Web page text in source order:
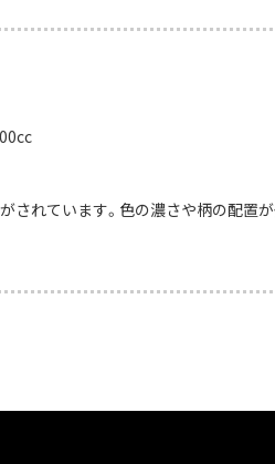
されています。色の濃さや柄の配置